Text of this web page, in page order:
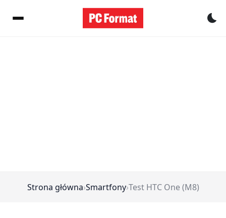
Strona główna›Smartfony›Test HTC One (M8)